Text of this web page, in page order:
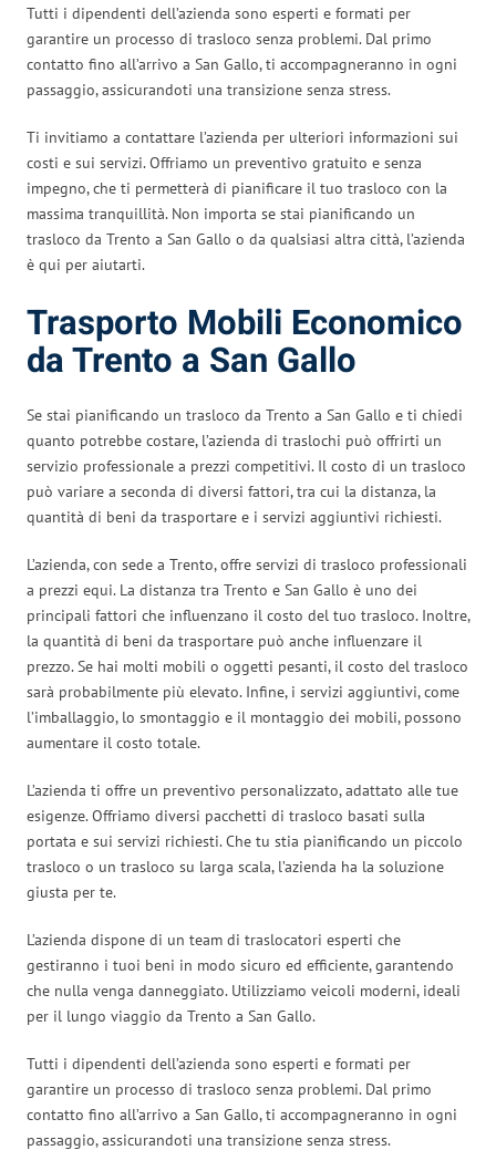
Tutti i dipendenti dell’azienda sono esperti e formati per
garantire un processo di trasloco senza problemi. Dal primo
contatto fino all’arrivo a San Gallo, ti accompagneranno in ogni
passaggio, assicurandoti una transizione senza stress.
Ti invitiamo a contattare l’azienda per ulteriori informazioni sui
costi e sui servizi. Offriamo un preventivo gratuito e senza
impegno, che ti permetterà di pianificare il tuo trasloco con la
massima tranquillità. Non importa se stai pianificando un
trasloco da Trento a San Gallo o da qualsiasi altra città, l’azienda
è qui per aiutarti.
Trasporto Mobili Economico
da Trento a San Gallo
Se stai pianificando un trasloco da Trento a San Gallo e ti chiedi
quanto potrebbe costare, l’azienda di traslochi può offrirti un
servizio professionale a prezzi competitivi. Il costo di un trasloco
può variare a seconda di diversi fattori, tra cui la distanza, la
quantità di beni da trasportare e i servizi aggiuntivi richiesti.
L’azienda, con sede a Trento, offre servizi di trasloco professionali
a prezzi equi. La distanza tra Trento e San Gallo è uno dei
principali fattori che influenzano il costo del tuo trasloco. Inoltre,
la quantità di beni da trasportare può anche influenzare il
prezzo. Se hai molti mobili o oggetti pesanti, il costo del trasloco
sarà probabilmente più elevato. Infine, i servizi aggiuntivi, come
l’imballaggio, lo smontaggio e il montaggio dei mobili, possono
aumentare il costo totale.
L’azienda ti offre un preventivo personalizzato, adattato alle tue
esigenze. Offriamo diversi pacchetti di trasloco basati sulla
portata e sui servizi richiesti. Che tu stia pianificando un piccolo
trasloco o un trasloco su larga scala, l’azienda ha la soluzione
giusta per te.
L’azienda dispone di un team di traslocatori esperti che
gestiranno i tuoi beni in modo sicuro ed efficiente, garantendo
che nulla venga danneggiato. Utilizziamo veicoli moderni, ideali
per il lungo viaggio da Trento a San Gallo.
Tutti i dipendenti dell’azienda sono esperti e formati per
garantire un processo di trasloco senza problemi. Dal primo
contatto fino all’arrivo a San Gallo, ti accompagneranno in ogni
passaggio, assicurandoti una transizione senza stress.